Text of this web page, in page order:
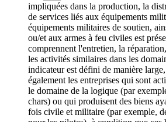
impliquées dans la production, la
de services liés aux équipements
équipements militaires de soutien,
ou/et aux armes à feu civiles est
comprennent l'entretien, la
les activités similaires dans les
indicateur est défini de manière
également les entreprises qui sont
le domaine de la logique (par
chars) ou qui produisent des biens
fois civile et militaire (par exemple,